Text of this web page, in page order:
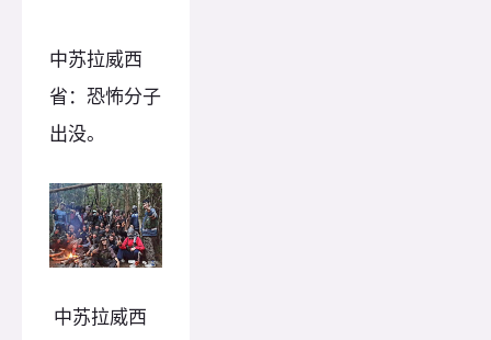
中苏拉威西
省：恐怖分子
出没。
中苏拉威西